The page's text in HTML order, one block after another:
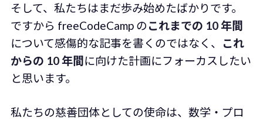
そして、私たちはまだ歩み始めたばかりです。
ですから freeCodeCamp の これまでの 10 年間
について感傷的な記事を書くのではなく、
これ
からの 10 年間 に向けた計画にフォーカスしたい
と思います。
私たちの慈善団体としての使命は、数学・プロ